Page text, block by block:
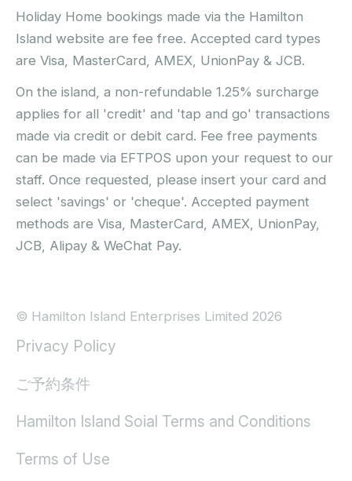
Holiday Home bookings made via the Hamilton
Island website are fee free. Accepted card types
are Visa, MasterCard, AMEX, UnionPay & JCB.
On the island, a non-refundable 1.25% surcharge
applies for all 'credit' and 'tap and go' transactions
made via credit or debit card. Fee free payments
can be made via EFTPOS upon your request to our
staff. Once requested, please insert your card and
select 'savings' or 'cheque'. Accepted payment
methods are Visa, MasterCard, AMEX, UnionPay,
JCB, Alipay & WeChat Pay.
© Hamilton Island Enterprises Limited 2026
Privacy Policy
ご予約条件
Hamilton Island Soial Terms and Conditions
Terms of Use